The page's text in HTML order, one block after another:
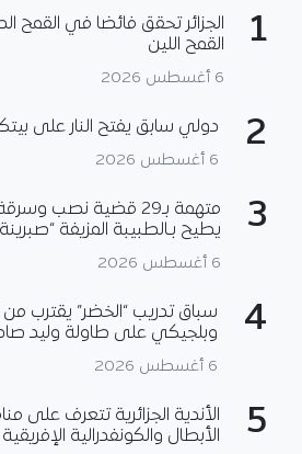
1
الجزائر تحقق فائضا في القمح
القمح اللين
6 أغسطس 2026
2 دولي سابق يفتح النار على
6 أغسطس 2026
3
متهمة بـ29 قضية نصب
يطيح بـالطبيبة المزيفة
6 أغسطس 2026
4
سباق تدريب “الخضر” يقترب من
وبلجيكي على طاولة وليد
6 أغسطس 2026
5
الأندية الجزائرية تتعرف على
الأبطال والكونفدرالية الإفريقية